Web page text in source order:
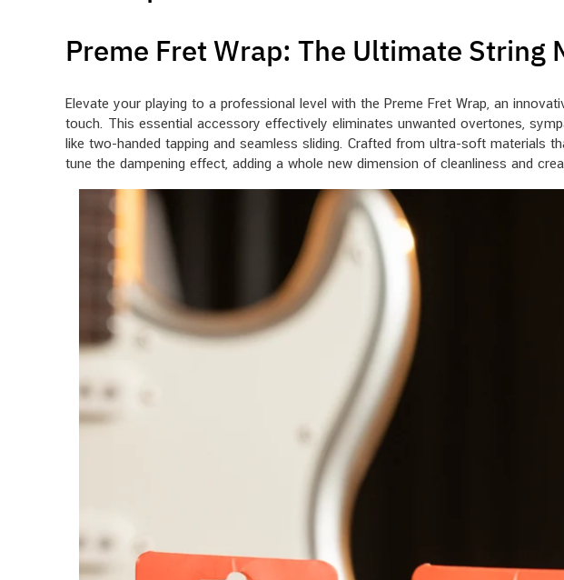
Preme Fret Wrap: The Ultimate
Elevate your playing to a professional level with the Preme Fret Wrap, an
touch. This essential accessory effectively eliminates unwanted overtones,
like two-handed tapping and seamless sliding. Crafted from ultra-soft materials
tune the dampening effect, adding a whole new dimension of cleanliness and